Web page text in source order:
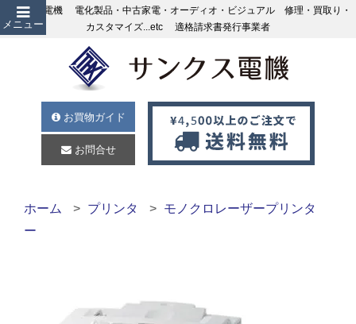
メニュー
サンクス電機 電化製品・中古家電・オーディオ・ビジュアル 修理・買取り・
カスタマイズ...etc 適格請求書発行事業者
お買物ガイド
お問合せ
ホーム プリンタ
モノクロレーザープリンタ
ー